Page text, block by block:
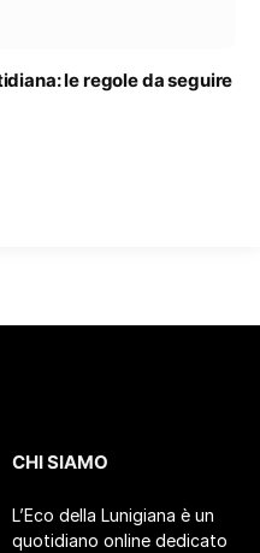
le regole da seguire
CHI SIAMO
L’Eco della Lunigiana è un
quotidiano online dedicato